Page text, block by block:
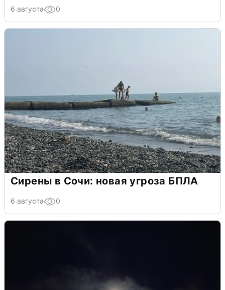
6 августа 0
Сирены в Сочи: новая угроза БПЛА
6 августа 0